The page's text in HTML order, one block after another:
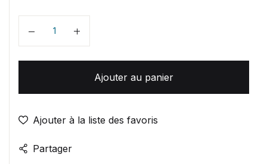
Quantité
Ajouter au panier
Ajouter à la liste des favoris
Partager